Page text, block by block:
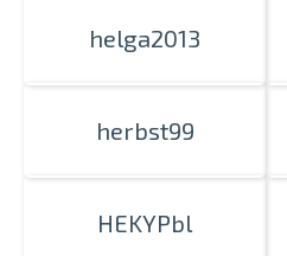
helga2013
herbst99
HEKYPbl